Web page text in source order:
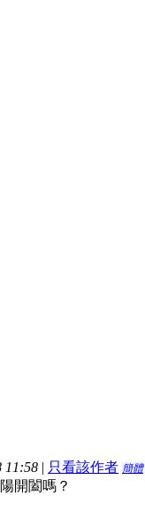
11:58 | 只看該作者 簡體
開闔嗎？